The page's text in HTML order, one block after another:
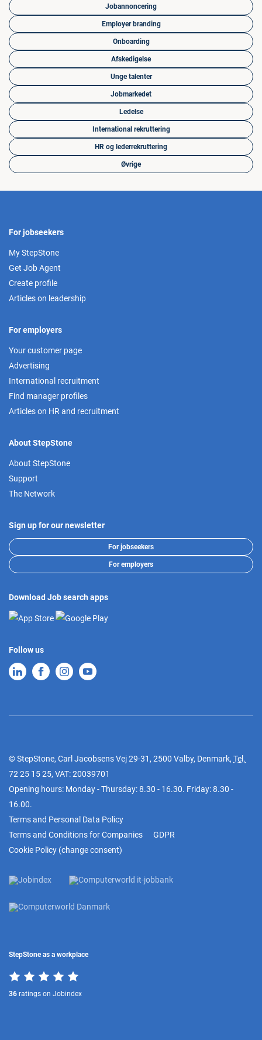
Jobannoncering
Employer branding
Onboarding
Afskedigelse
Unge talenter
Jobmarkedet
Ledelse
International rekruttering
HR og lederrekruttering
Øvrige
For jobseekers
My StepStone
Get Job Agent
Create profile
Articles on leadership
For employers
Your customer page
Advertising
International recruitment
Find manager profiles
Articles on HR and recruitment
About StepStone
About StepStone
Support
The Network
Sign up for our newsletter
For jobseekers
For employers
Download Job search apps
Follow us
© StepStone, Carl Jacobsens Vej 29-31, 2500 Valby, Denmark, Tel.
72 25 15 25, VAT: 20039701
Opening hours: Monday - Thursday: 8.30 - 16.30. Friday: 8.30 -
16.00.
Terms and Personal Data Policy
Terms and Conditions for Companies
GDPR
Cookie Policy (change consent)
StepStone as a workplace
36 ratings on Jobindex